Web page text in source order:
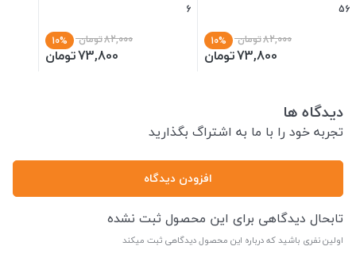
56
82,000تومان 10%
73,800تومان
6
82,000تومان 10%
73,800تومان
دیدگاه ها
تجربه خود را با ما به اشتراگ بگذارید
افزودن دیدگاه
تابحال دیدگاهی برای این محصول ثبت نشده
اولین نفری باشید که درباره این محصول دیدگاهی ثبت میکند